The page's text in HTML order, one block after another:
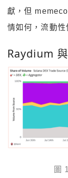
獻，但
情如何，流動
Raydium
圖